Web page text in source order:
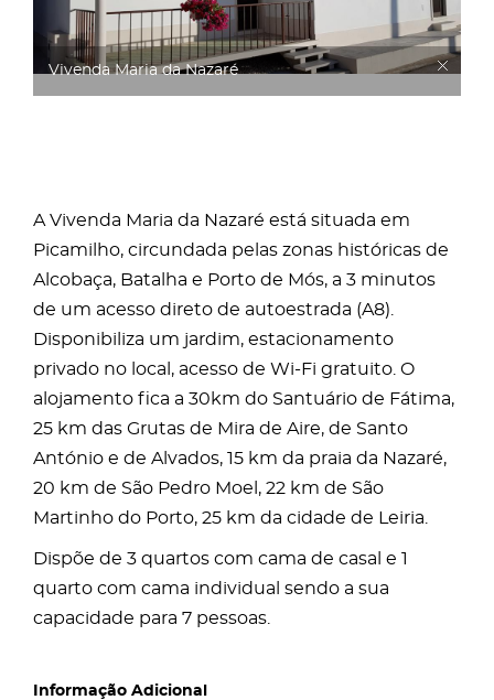
Vivenda Maria da Nazaré
A Vivenda Maria da Nazaré está situada em
Picamilho, circundada pelas zonas históricas de
Alcobaça, Batalha e Porto de Mós, a 3 minutos
de um acesso direto de autoestrada (A8).
Disponibiliza um jardim, estacionamento
privado no local, acesso de Wi-Fi gratuito. O
alojamento fica a 30km do Santuário de Fátima,
25 km das Grutas de Mira de Aire, de Santo
António e de Alvados, 15 km da praia da Nazaré,
20 km de São Pedro Moel, 22 km de São
Martinho do Porto, 25 km da cidade de Leiria.
Dispõe de 3 quartos com cama de casal e 1
quarto com cama individual sendo a sua
capacidade para 7 pessoas.
Informação Adicional